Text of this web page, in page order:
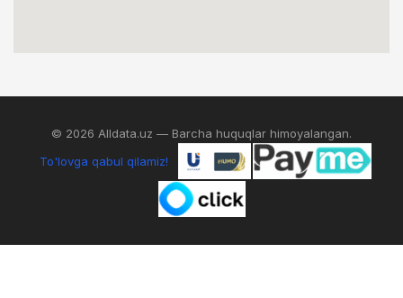
© 2026 Alldata.uz — Barcha huquqlar himoyalangan.
To'lovga qabul qilamiz!